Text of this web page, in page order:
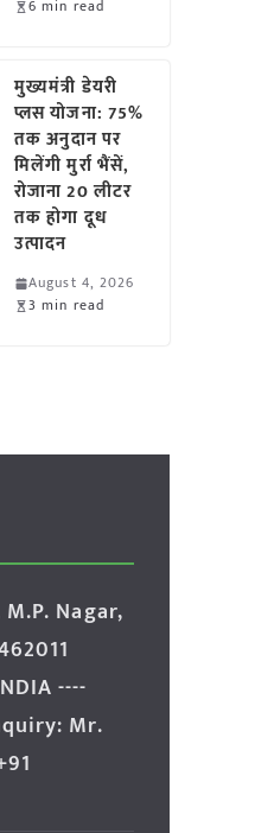
6 min read
मुख्यमंत्री डेयरी
प्लस योजना: 75%
तक अनुदान पर
मिलेंगी मुर्रा भैंसें,
रोजाना 20 लीटर
तक होगा दूध
उत्पादन
August 4, 2026
3 min read
Nagar,
----
Mr.